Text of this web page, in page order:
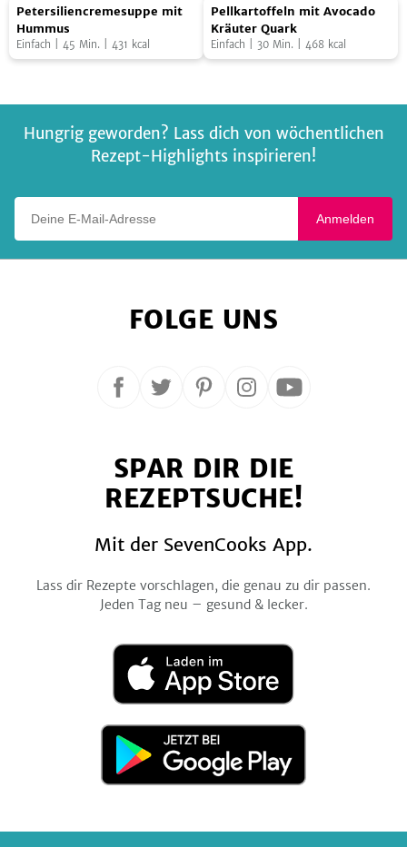
Pfanne
mit
gerösteten
Kichererbsen
Petersiliencremesuppe
mit
Hummus
NOA GmbH & Co. KG
Petersiliencremesuppe mit
Hummus
Einfach 45 Min. 431 kcal
Pellkartoffeln
mit
Avocado
Foto: SevenCooks
Pellkartoffeln mit Avocado
Kräuter Quark
Einfach 30 Min. 468 kcal
Hungrig geworden? Lass dich von wöchentlichen
Rezept-Highlights inspirieren!
Anmelden
FOLGE UNS
Folge
Facebook
Folge
Twitter
Folge
Pinterest
Folge
Instagram
Folge
YouTube
SPAR DIR DIE
REZEPTSUCHE!
Mit der SevenCooks App.
Lass dir Rezepte vorschlagen, die genau zu dir passen.
Jeden Tag neu – gesund & lecker.
Laden
im
App
Jetzt
Google